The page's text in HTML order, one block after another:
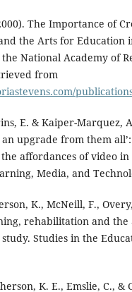
The Importance of
the Arts for Education
National Academy of
from
E. & Kaiper-Marquez,
an upgrade from them
affordances of video
Media, and
K., McNeill, F.,
rehabilitation and the
study. Studies in the
K. E., Emslie, C., &